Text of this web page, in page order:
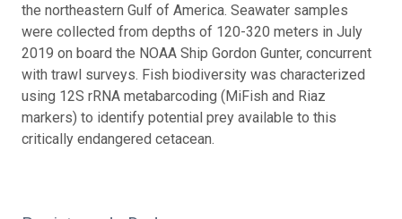
the northeastern Gulf of America. Seawater samples
were collected from depths of 120-320 meters in July
2019 on board the NOAA Ship Gordon Gunter, concurrent
with trawl surveys. Fish biodiversity was characterized
using 12S rRNA metabarcoding (MiFish and Riaz
markers) to identify potential prey available to this
critically endangered cetacean.